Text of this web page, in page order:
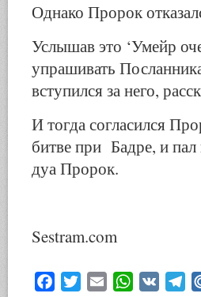
Однако Пророк
Услышав это ‘Умейр
упрашивать
вступился за него,
И тогда согласился
битве при Бадре, и
дуа Пророк.
Sestram.com
Facebook
Twitter Email WhatsApp
VK